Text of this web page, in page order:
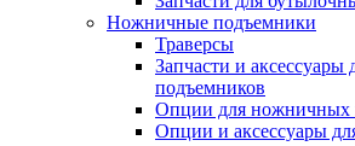
Ножничные подъемники
Траверсы
Запчасти и
подъемников
Опции для ножничных
Опции и аксессуары